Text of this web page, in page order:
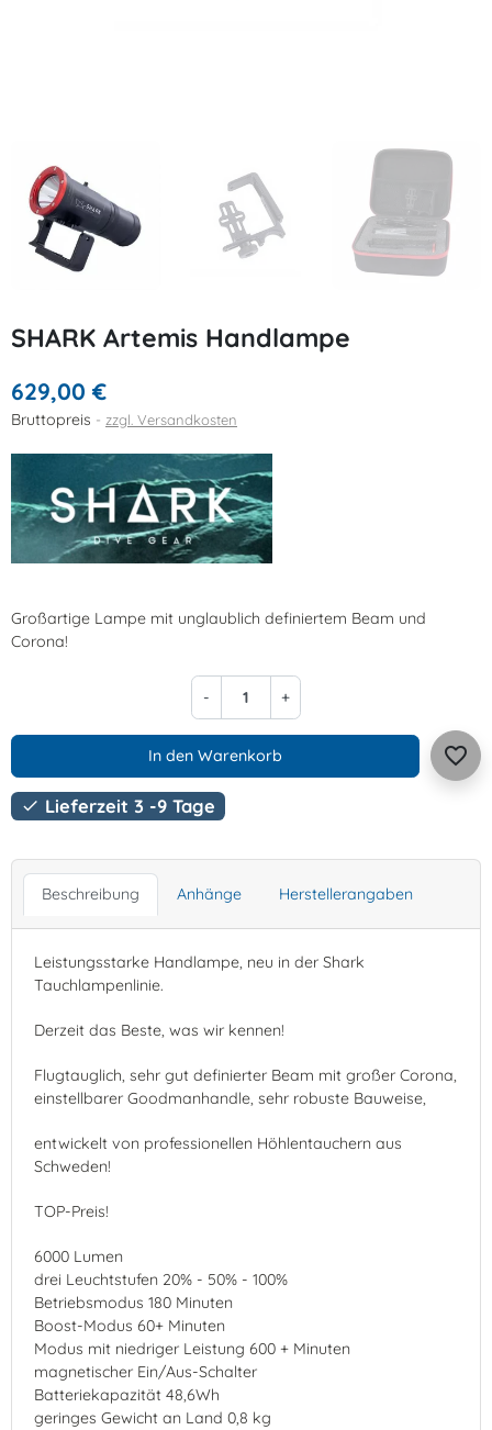
SHARK Artemis Handlampe
629,00 €
Bruttopreis zzgl. Versandkosten
Großartige Lampe mit unglaublich definiertem Beam und
Corona!
- +
In den Warenkorb favorite_border
 Lieferzeit 3 -9 Tage
Beschreibung Anhänge Herstellerangaben
Leistungsstarke Handlampe, neu in der Shark
Tauchlampenlinie.
Derzeit das Beste, was wir kennen!
Flugtauglich, sehr gut definierter Beam mit großer Corona,
einstellbarer Goodmanhandle, sehr robuste Bauweise,
entwickelt von professionellen Höhlentauchern aus
Schweden!
TOP-Preis!
6000 Lumen
drei Leuchtstufen 20% - 50% - 100%
Betriebsmodus 180 Minuten
Boost-Modus 60+ Minuten
Modus mit niedriger Leistung 600 + Minuten
magnetischer Ein/Aus-Schalter
Batteriekapazität 48,6Wh
geringes Gewicht an Land 0,8 kg